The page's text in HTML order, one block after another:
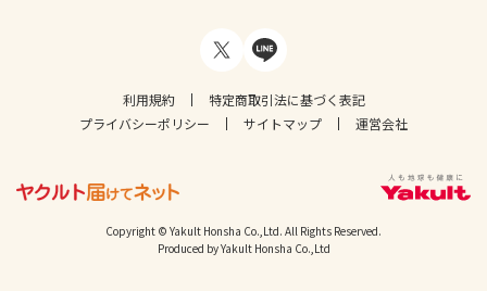
利用規約
特定商取引法に基づく表記
プライバシーポリシー
サイトマップ 運営会社
Copyright © Yakult Honsha Co.,Ltd. All Rights Reserved.
Produced by Yakult Honsha Co.,Ltd